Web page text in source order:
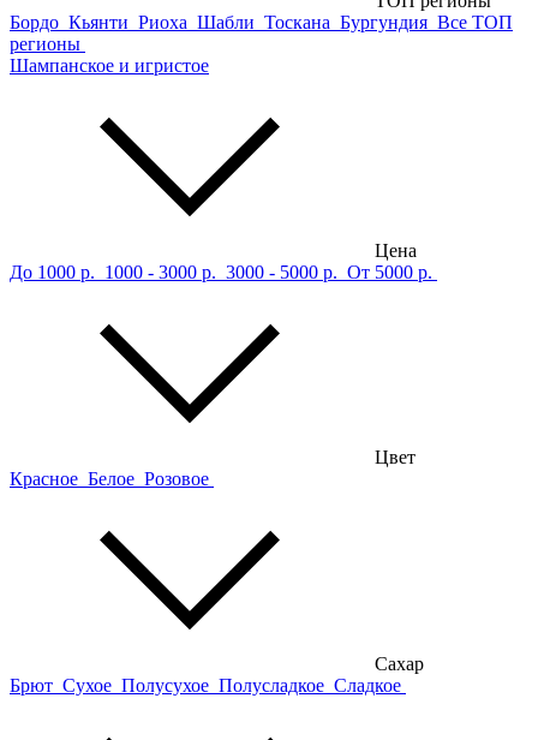
Бордо Кьянти Риоха Шабли Тоскана Бургундия Все ТОП
регионы
Шампанское и игристое
Цена
До 1000 р. 1000 - 3000 р. 3000 - 5000 р. От 5000 р.
Цвет
Красное Белое Розовое
Сахар
Брют Сухое Полусухое Полусладкое Сладкое